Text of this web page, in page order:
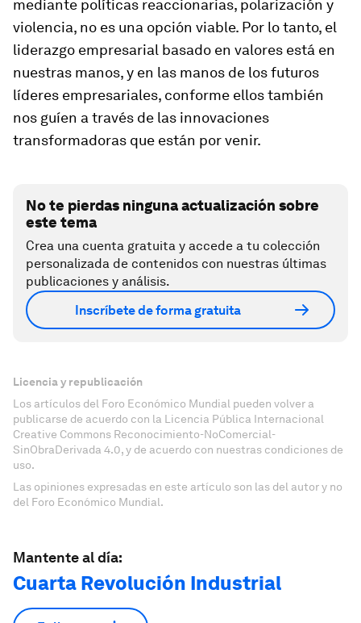
mediante políticas reaccionarias, polarización y
violencia, no es una opción viable. Por lo tanto, el
liderazgo empresarial basado en valores está en
nuestras manos, y en las manos de los futuros
líderes empresariales, conforme ellos también
nos guíen a través de las innovaciones
transformadoras que están por venir.
No te pierdas ninguna actualización sobre
este tema
Crea una cuenta gratuita y accede a tu colección
personalizada de contenidos con nuestras últimas
publicaciones y análisis.
Inscríbete de forma gratuita
Licencia y republicación
Los artículos del Foro Económico Mundial pueden volver a
publicarse de acuerdo con la Licencia Pública Internacional
Creative Commons Reconocimiento-NoComercial-
SinObraDerivada 4.0, y de acuerdo con nuestras condiciones de
uso.
Las opiniones expresadas en este artículo son las del autor y no
del Foro Económico Mundial.
Mantente al día:
Cuarta Revolución Industrial